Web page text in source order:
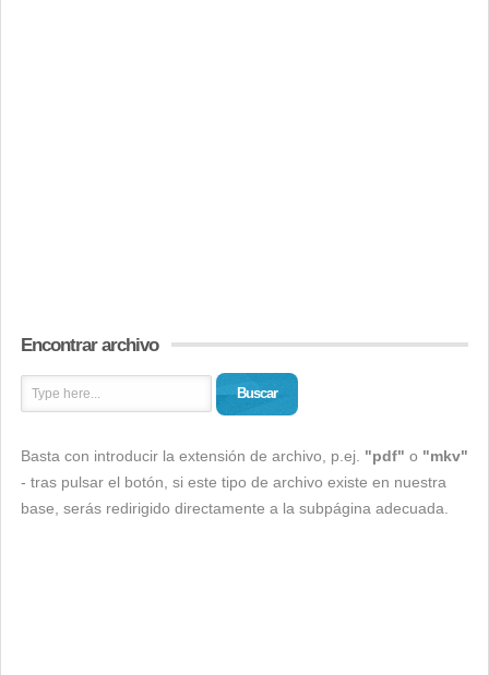
Encontrar archivo
Buscar
Basta con introducir la extensión de archivo, p.ej. "pdf" o "mkv"
- tras pulsar el botón, si este tipo de archivo existe en nuestra
base, serás redirigido directamente a la subpágina adecuada.